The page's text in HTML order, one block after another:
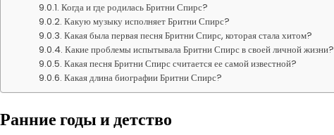
Когда и где родилась Бритни Спирс?
Какую музыку исполняет Бритни Спирс?
Какая была первая песня Бритни Спирс, которая стала хитом?
Какие проблемы испытывала Бритни Спирс в своей личной жизни?
Какая песня Бритни Спирс считается ее самой известной?
Какая длина биографии Бритни Спирс?
Ранние годы и детство